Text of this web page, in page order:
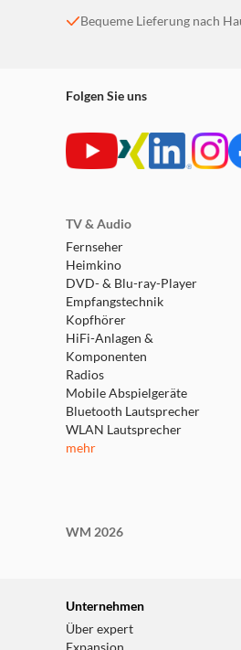
Smarte
Unsere exklusive eufy
von Haustieren und
pünktlich im richtigen
sollte jemand vor Ihrer
Bequeme Lieferung nach
Folgen Sie uns
TV & Audio
Fernseher
Heimkino
DVD- & Blu-ray-Player
Empfangstechnik
Kopfhörer
HiFi-Anlagen &
Komponenten
Radios
Mobile Abspielgeräte
Bluetooth Lautsprecher
WLAN Lautsprecher
mehr
WM 2026
Unternehmen
Über expert